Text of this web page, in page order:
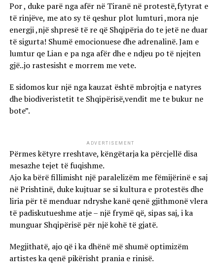
Por , duke parë nga afër në Tiranë në protestë,fytyrat e
të rinjëve, me ato sy të qeshur plot lumturi ,mora nje
energji ,një shpresë të re që Shqipëria do te jetë ne duar
të sigurta! Shumë emocionuese dhe adrenalinë. Jam e
lumtur qe Lian e pa nga afër dhe e ndjeu po të njejten
gjë..jo rastesisht e morrem me vete.
E sidomos kur një nga kauzat është mbrojtja e natyres
dhe biodiveristetit te Shqipërisë,vendit me te bukur ne
bote”.
ADVERTISEMENT
Përmes këtyre rreshtave, këngëtarja ka përcjellë disa
mesazhe tejet të fuqishme.
Ajo ka bërë fillimisht një paralelizëm me fëmijërinë e saj
në Prishtinë, duke kujtuar se si kultura e protestës dhe
liria për të menduar ndryshe kanë qenë gjithmonë vlera
të padiskutueshme atje – një frymë që, sipas saj, i ka
munguar Shqipërisë për një kohë të gjatë.
Megjithatë, ajo që i ka dhënë më shumë optimizëm
artistes ka qenë pikërisht prania e rinisë.